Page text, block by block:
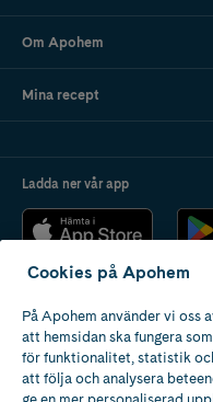
Om Apohem
Mina recept
Ladda ner vår app
Apotek med tillstånd
av Läkemedelsverket
Cookies på Apohem
På Apohem använder vi oss
att hemsidan ska fungera
för funktionalitet, statistik
att följa och analysera